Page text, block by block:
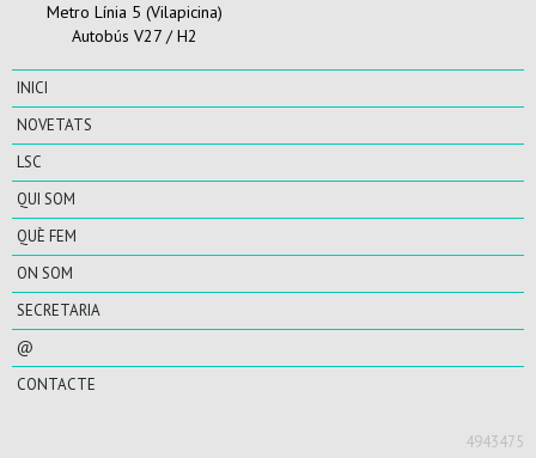
Metro Línia 5 (Vilapicina)
Autobús V27 / H2
INICI
NOVETATS
LSC
QUI SOM
QUÈ FEM
ON SOM
SECRETARIA
@
CONTACTE
4943475